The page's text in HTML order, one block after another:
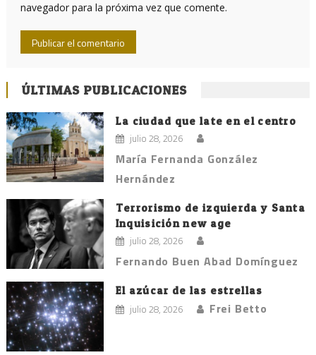
navegador para la próxima vez que comente.
ÚLTIMAS PUBLICACIONES
La ciudad que late en el centro
julio 28, 2026
María Fernanda González
Hernández
Terrorismo de izquierda y Santa
Inquisición new age
julio 28, 2026
Fernando Buen Abad Domínguez
El azúcar de las estrellas
julio 28, 2026 Frei Betto